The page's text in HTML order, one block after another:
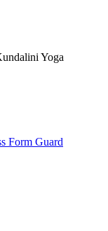
Yoga
Form Guard